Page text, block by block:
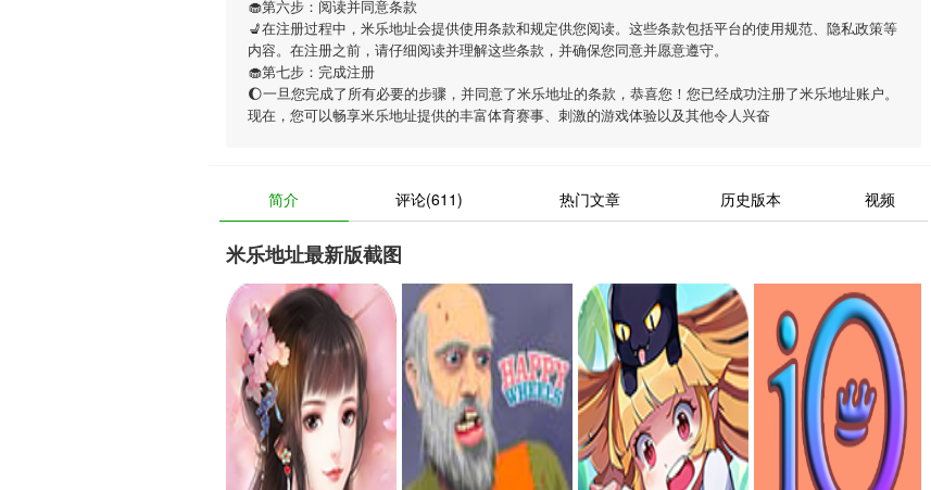
🧁第六步：阅读并同意条款
💺在注册过程中， 米乐地址会提供使用条款和规定供您阅读。这些条款包括平台的使用规范、隐私政策等
内容。在注册之前，请仔细阅读并理解这些条款，并确保您同意并愿意遵守。
🧁第七步：完成注册
🌔一旦您完成了所有必要的步骤，并同意了米乐地址的条款，恭喜您！您已经成功注册了米乐地址账户。
现在，您可以畅享米乐地址提供的丰富体育赛事、刺激的游戏体验以及其他令人兴奋
简介 评论(611) 热门文章 历史版本 视频
米乐地址最新版截图